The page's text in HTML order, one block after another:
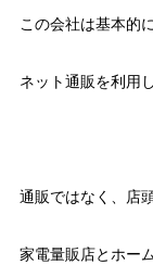
この会社は基本的
ネット通販を利用
通販ではなく、店
家電量販店とホー